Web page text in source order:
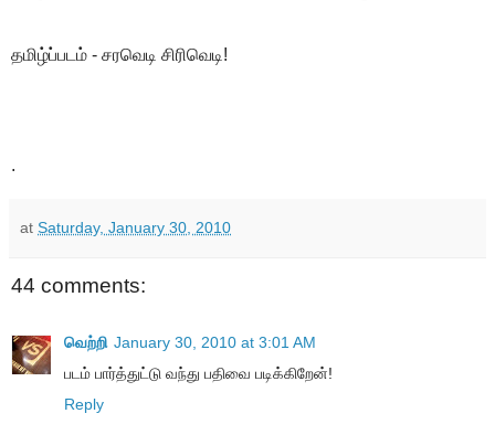
தமிழ்ப்படம் - சரவெடி சிரிவெடி!
.
at Saturday, January 30, 2010
44 comments:
வெற்றி January 30, 2010 at 3:01 AM
படம் பார்த்துட்டு வந்து பதிவை படிக்கிறேன்!
Reply